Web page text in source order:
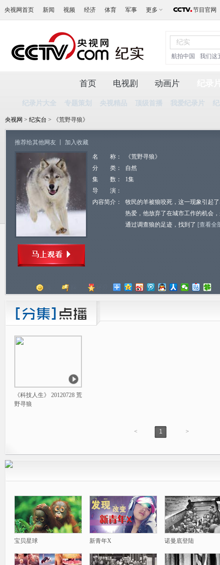
央视网首页 新闻 视频 经济 体育 军事 更多 节目官网
航拍中国 我们这
首页 电视剧 动画片
纪录片大全 专题策划 央视精品 顶级首播 我爱纪录片
央视网 > 纪实台 > 《荒野寻狼》
推荐给其他网友 加入收藏
名 称：
《荒野寻狼》
分 类：
自然
集 数：
1集
导 演：
内容简介：
牧民的羊被狼咬死，这一现象引起
热爱，他放弃了在城市工作的机会
通过调查狼的足迹，找到了 [查看全
《科技人生》 20120728 荒
野寻狼
< 1 >
宝贝星球 新青年X 诺曼底登陆